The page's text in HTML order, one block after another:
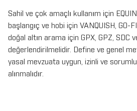
Sahil ve çok amaçlı kullanım için
başlangıç ve hobi için VANQUISH, GO-
doğal altın arama için GPX, GPZ, SDC
değerlendirilmelidir. Define ve genel
yasal mevzuata uygun, izinli ve
alınmalıdır.